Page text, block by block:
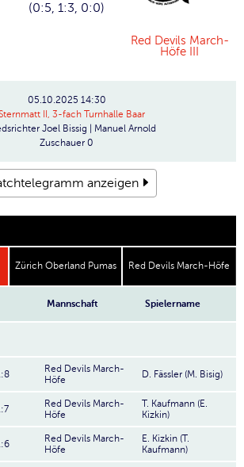
(0:5, 1:3, 0:0)
Red Devils March-
Höfe III
05.10.2025 14:30
II, 3-fach Turnhalle Baar
Joel Bissig | Manuel Arnold
Zuschauer 0
anzeigen
Zürich Oberland Pumas Red Devils March-Höfe
Mannschaft Spielername
Red Devils March-
Höfe
D. Fässler (M. Bisig)
Red Devils March-
Höfe
T. Kaufmann (E.
Kizkin)
Red Devils March-
Höfe
E. Kizkin (T.
Kaufmann)